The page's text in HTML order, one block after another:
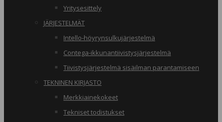
Yritysesittely
JÄRJESTELMÄT
Intello-höyrynsulkujärjestelmä
Contega-ikkunantiivistysjärjestelmä
Tiivistysjärjestelmä sisäilman parantamiseen
TEKNINEN KIRJASTO
Merkkiainekokeet
Tekniset todistukset